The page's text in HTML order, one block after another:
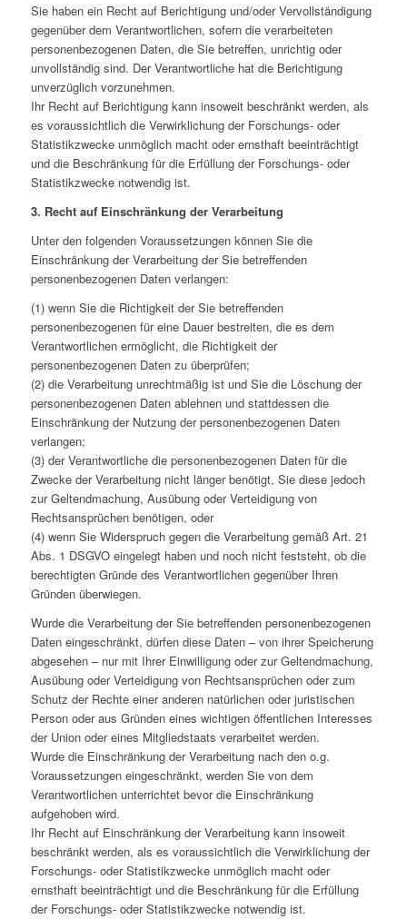
Sie haben ein Recht auf Berichtigung und/oder Vervollständigung
gegenüber dem Verantwortlichen, sofern die verarbeiteten
personenbezogenen Daten, die Sie betreffen, unrichtig oder
unvollständig sind. Der Verantwortliche hat die Berichtigung
unverzüglich vorzunehmen.
Ihr Recht auf Berichtigung kann insoweit beschränkt werden, als
es voraussichtlich die Verwirklichung der Forschungs- oder
Statistikzwecke unmöglich macht oder ernsthaft beeinträchtigt
und die Beschränkung für die Erfüllung der Forschungs- oder
Statistikzwecke notwendig ist.
3. Recht auf Einschränkung der Verarbeitung
Unter den folgenden Voraussetzungen können Sie die
Einschränkung der Verarbeitung der Sie betreffenden
personenbezogenen Daten verlangen:
(1) wenn Sie die Richtigkeit der Sie betreffenden
personenbezogenen für eine Dauer bestreiten, die es dem
Verantwortlichen ermöglicht, die Richtigkeit der
personenbezogenen Daten zu überprüfen;
(2) die Verarbeitung unrechtmäßig ist und Sie die Löschung der
personenbezogenen Daten ablehnen und stattdessen die
Einschränkung der Nutzung der personenbezogenen Daten
verlangen;
(3) der Verantwortliche die personenbezogenen Daten für die
Zwecke der Verarbeitung nicht länger benötigt, Sie diese jedoch
zur Geltendmachung, Ausübung oder Verteidigung von
Rechtsansprüchen benötigen, oder
(4) wenn Sie Widerspruch gegen die Verarbeitung gemäß Art. 21
Abs. 1 DSGVO eingelegt haben und noch nicht feststeht, ob die
berechtigten Gründe des Verantwortlichen gegenüber Ihren
Gründen überwiegen.
Wurde die Verarbeitung der Sie betreffenden personenbezogenen
Daten eingeschränkt, dürfen diese Daten – von ihrer Speicherung
abgesehen – nur mit Ihrer Einwilligung oder zur Geltendmachung,
Ausübung oder Verteidigung von Rechtsansprüchen oder zum
Schutz der Rechte einer anderen natürlichen oder juristischen
Person oder aus Gründen eines wichtigen öffentlichen Interesses
der Union oder eines Mitgliedstaats verarbeitet werden.
Wurde die Einschränkung der Verarbeitung nach den o.g.
Voraussetzungen eingeschränkt, werden Sie von dem
Verantwortlichen unterrichtet bevor die Einschränkung
aufgehoben wird.
Ihr Recht auf Einschränkung der Verarbeitung kann insoweit
beschränkt werden, als es voraussichtlich die Verwirklichung der
Forschungs- oder Statistikzwecke unmöglich macht oder
ernsthaft beeinträchtigt und die Beschränkung für die Erfüllung
der Forschungs- oder Statistikzwecke notwendig ist.